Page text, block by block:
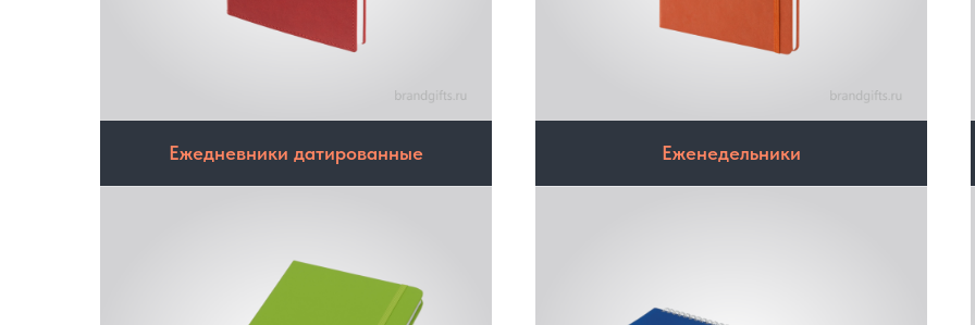
Ежедневники датированные Еженедельники